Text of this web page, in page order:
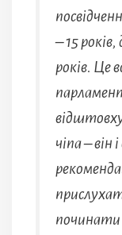
– 15
років. Це
чіпа – він
починати